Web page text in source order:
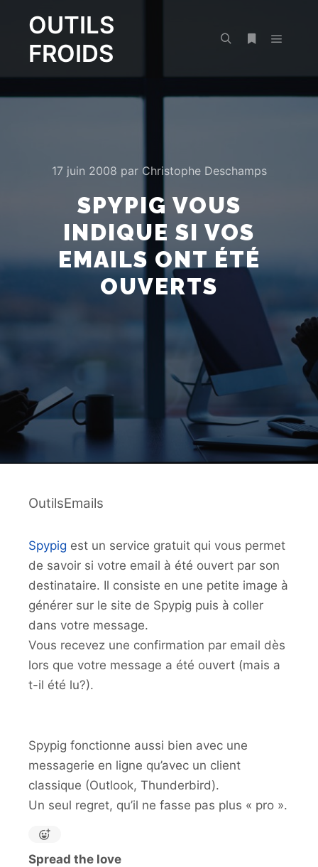
OUTILS
FROIDS
17 juin 2008 par Christophe Deschamps
SPYPIG VOUS
INDIQUE SI VOS
EMAILS ONT ÉTÉ
OUVERTS
OutilsEmails
Spypig est un service gratuit qui vous permet
de savoir si votre email à été ouvert par son
destinataire. Il consiste en une petite image à
générer sur le site de Spypig puis à coller
dans votre message.
Vous recevez une confirmation par email dès
lors que votre message a été ouvert (mais a
t-il été lu?).
Spypig fonctionne aussi bien avec une
messagerie en ligne qu’avec un client
classique (Outlook, Thunderbird).
Un seul regret, qu’il ne fasse pas plus « pro ».
Spread the love